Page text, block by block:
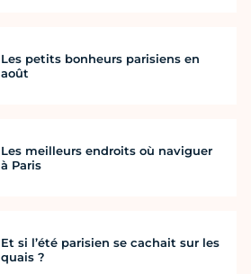
Les petits bonheurs parisiens en
août
Les meilleurs endroits où naviguer
à Paris
Et si l’été parisien se cachait sur les
quais ?